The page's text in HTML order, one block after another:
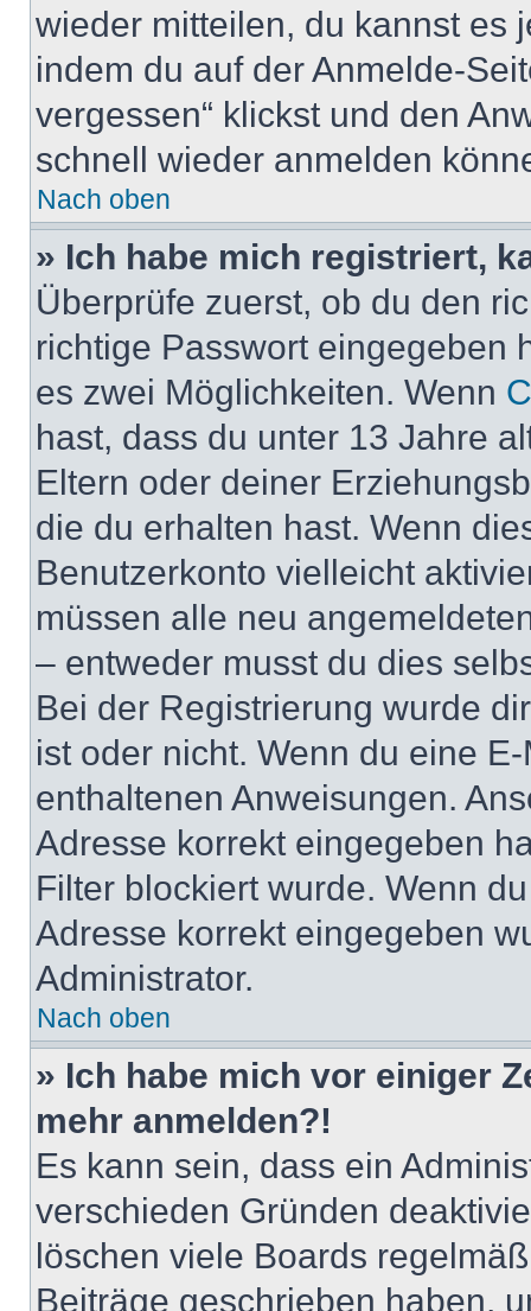
wieder mitteilen, du kannst es
indem du auf der Anmelde-
vergessen“ klickst und den
schnell wieder anmelden
Nach oben
» Ich habe mich registriert,
Überprüfe zuerst, ob du den
richtige Passwort eingegeben
es zwei Möglichkeiten. Wenn
hast, dass du unter 13 Jahre
Eltern oder deiner
die du erhalten hast. Wenn
Benutzerkonto vielleicht
müssen alle neu
– entweder musst du dies
Bei der Registrierung wurde
ist oder nicht. Wenn du eine
enthaltenen Anweisungen.
Adresse korrekt eingegeben
Filter blockiert wurde. Wenn
Adresse korrekt eingegeben
Administrator.
Nach oben
» Ich habe mich vor einiger
mehr anmelden?!
Es kann sein, dass ein
verschieden Gründen
löschen viele Boards
Beiträge geschrieben haben,